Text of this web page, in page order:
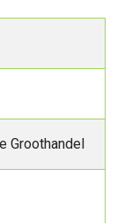
Groothandel